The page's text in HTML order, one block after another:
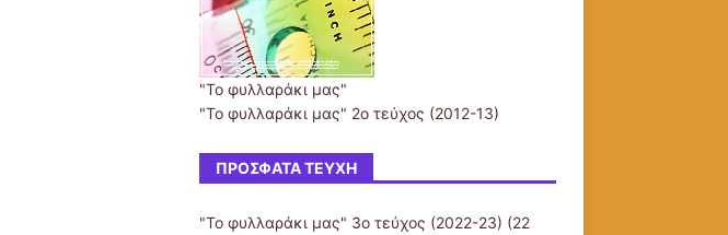
"Το φυλλαράκι μας"
"Το φυλλαράκι μας" 2ο τεύχος (2012-13)
ΠΡΌΣΦΑΤΑ ΤΕΎΧΗ
"Το φυλλαράκι μας" 3ο τεύχος (2022-23) (22